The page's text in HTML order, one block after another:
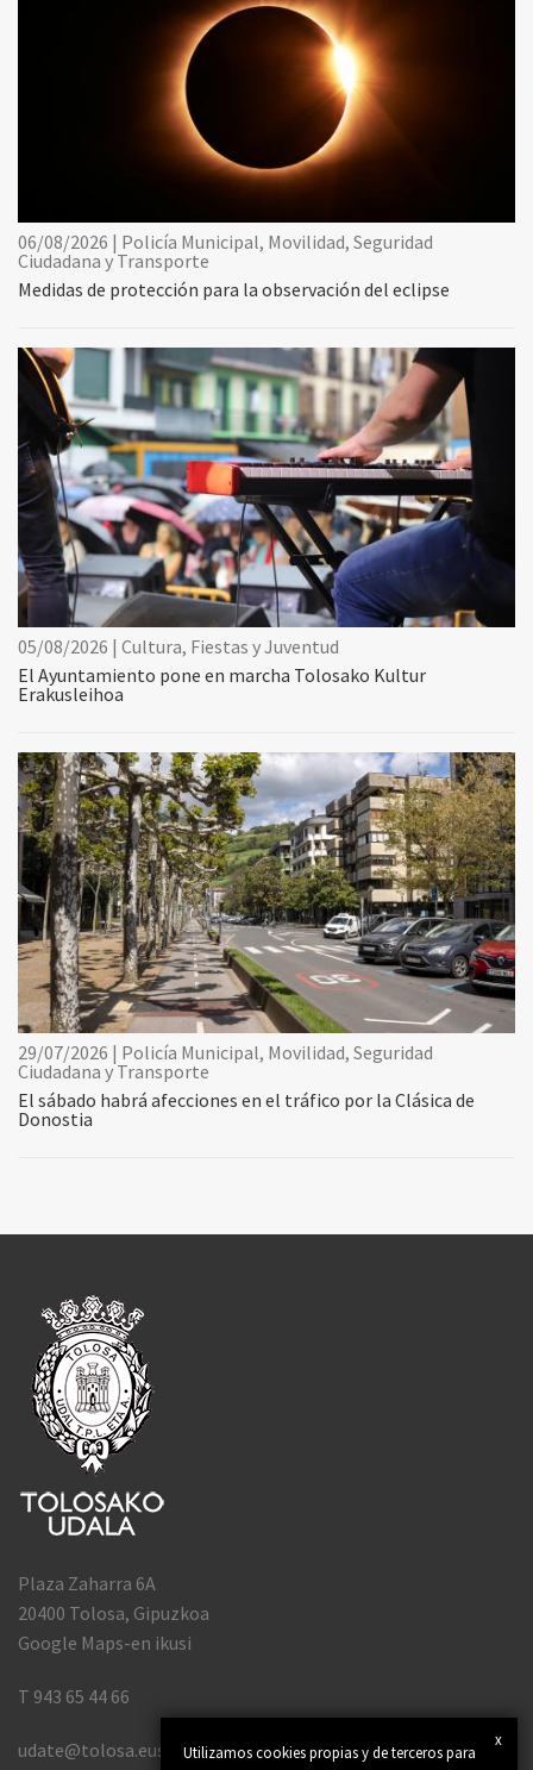
06/08/2026 | Policía Municipal, Movilidad, Seguridad
Ciudadana y Transporte
Medidas de protección para la observación del eclipse
05/08/2026 | Cultura, Fiestas y Juventud
El Ayuntamiento pone en marcha Tolosako Kultur
Erakusleihoa
29/07/2026 | Policía Municipal, Movilidad, Seguridad
Ciudadana y Transporte
El sábado habrá afecciones en el tráfico por la Clásica de
Donostia
x
Utilizamos cookies propias y de terceros para
Plaza Zaharra 6A
20400 Tolosa, Gipuzkoa
Google Maps-en ikusi
T 943 65 44 66
udate@tolosa.eus